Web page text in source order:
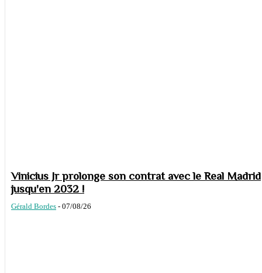
Vinicius Jr prolonge son contrat avec le Real Madrid
jusqu'en 2032 !
Gérald Bordes - 07/08/26